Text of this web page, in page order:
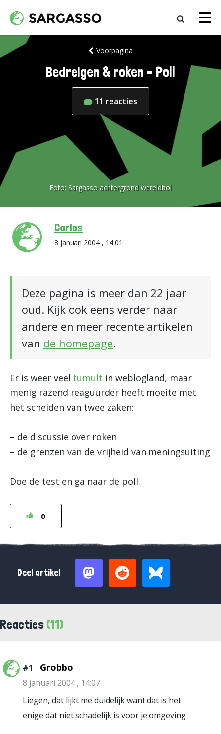
Voorpagina
Bedreigen & roken – Poll
11 reacties
Foto: Sargasso achtergrond wereldbol
Carlos
8 januari 2004 , 14:01
Deze pagina is meer dan 22 jaar
oud. Kijk ook eens verder naar
andere en meer recente artikelen
van de homepage.
Er is weer veel tumult in weblogland, maar
menig razend reaguurder heeft moeite met
het scheiden van twee zaken:
– de discussie over roken
– de grenzen van de vrijheid van meningsuiting
Doe de test en ga naar de poll.
0
Deel artikel
Reacties (11)
#1 Grobbo
8 januari 2004 , 14:07
Liegen, dat lijkt me duidelijk want dat is het
enige dat niet schadelijk is voor je omgeving